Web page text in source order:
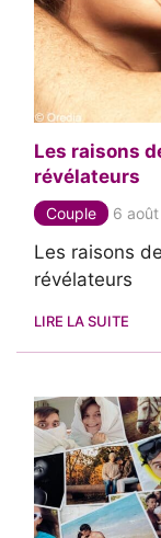
Les raisons
révélateurs
Couple 6
Les raisons
révélateurs
LIRE LA SUITE